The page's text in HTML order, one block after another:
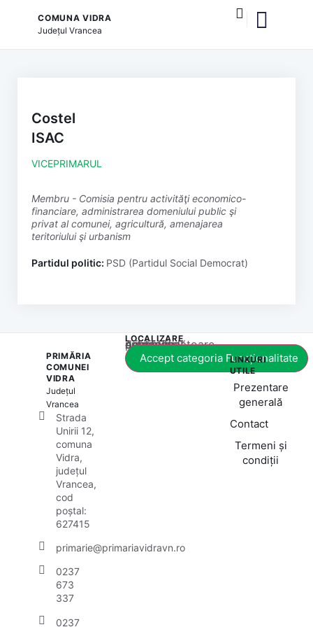
COMUNA VIDRA
JudețulVrancea
Costel
ISAC
VICEPRIMARUL
membru - Comisia pentru activităţi economico-
financiare, administrarea domeniului public şi
privat al comunei, agricultură, amenajarea
teritoriului şi urbanism
Partidul politic: PSD (Partidul Social Democrat)
PRIMĂRIA
COMUNEI
VIDRA
Județul
Vrancea
Strada
Unirii 12,
comuna
Vidra,
județul
Vrancea,
cod
poștal:
627415
primarie@primariavidravn.ro
0237
673
337
0237
LOCALIZARE
Acest conținut este blocat până când acceptați categoria corespunzătoare de cookie-uri.
Accept categoria Funcționalitate
LINKURI
UTILE
Prezentare
generală
Contact
Termeni și
condiții